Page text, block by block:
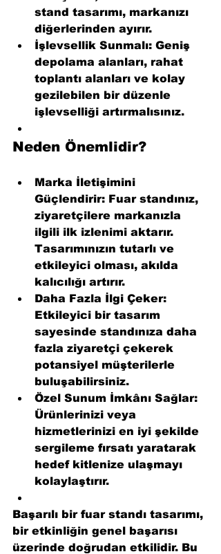
stand tasarımı, markanızı
diğerlerinden ayırır.
İşlevsellik Sunmalı: Geniş
depolama alanları, rahat
toplantı alanları ve kolay
gezilebilen bir düzenle
işlevselliği artırmalısınız.
Neden Önemlidir?
Marka İletişimini
Güçlendirir: Fuar standınız,
ziyaretçilere markanızla
ilgili ilk izlenimi aktarır.
Tasarımınızın tutarlı ve
etkileyici olması, akılda
kalıcılığı artırır.
Daha Fazla İlgi Çeker:
Etkileyici bir tasarım
sayesinde standınıza daha
fazla ziyaretçi çekerek
potansiyel müşterilerle
buluşabilirsiniz.
Özel Sunum İmkânı Sağlar:
Ürünlerinizi veya
hizmetlerinizi en iyi şekilde
sergileme fırsatı yaratarak
hedef kitlenize ulaşmayı
kolaylaştırır.
Başarılı bir fuar standı tasarımı,
bir etkinliğin genel başarısı
üzerinde doğrudan etkilidir. Bu